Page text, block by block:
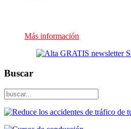
Más información
Buscar